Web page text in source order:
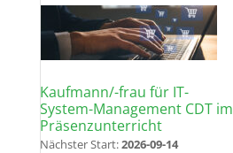
Kaufmann/-frau für IT-
System-Management CDT im
Präsenzunterricht
Nächster Start:2026-09-14